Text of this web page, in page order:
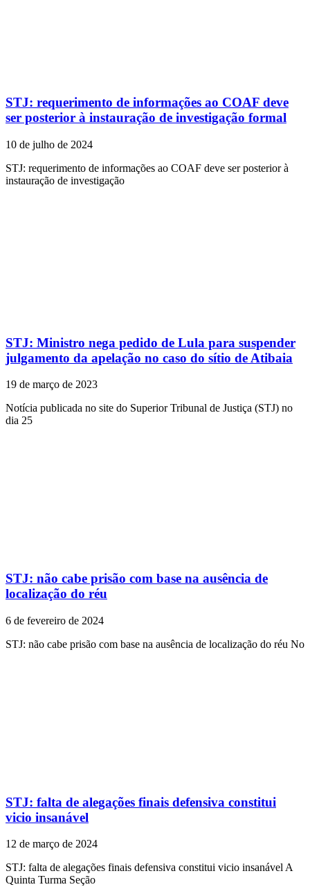
STJ: requerimento de informações ao COAF deve
ser posterior à instauração de investigação formal
10 de julho de 2024
STJ: requerimento de informações ao COAF deve ser posterior à
instauração de investigação
STJ: Ministro nega pedido de Lula para suspender
julgamento da apelação no caso do sítio de Atibaia
19 de março de 2023
Notícia publicada no site do Superior Tribunal de Justiça (STJ) no
dia 25
STJ: não cabe prisão com base na ausência de
localização do réu
6 de fevereiro de 2024
STJ: não cabe prisão com base na ausência de localização do réu No
STJ: falta de alegações finais defensiva constitui
vicio insanável
12 de março de 2024
STJ: falta de alegações finais defensiva constitui vicio insanável A
Quinta Turma Seção